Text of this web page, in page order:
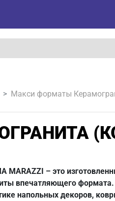
Макси форматы
MARAZZI – это
впечатляющего
напольных декоров,